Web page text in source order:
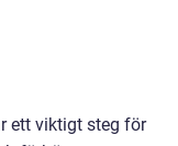
ett viktigt steg för